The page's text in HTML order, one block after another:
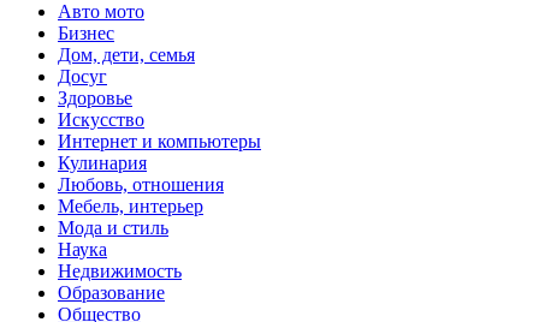
Авто мото
Бизнес
Дом, дети, семья
Досуг
Здоровье
Искусство
Интернет и компьютеры
Кулинария
Любовь, отношения
Мебель, интерьер
Мода и стиль
Наука
Недвижимость
Образование
Общество